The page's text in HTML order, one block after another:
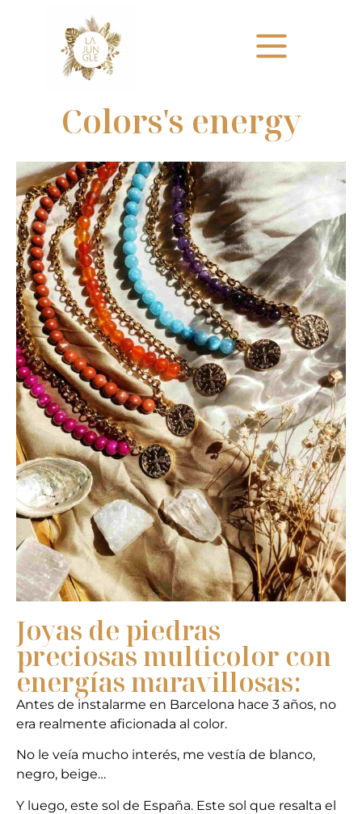
Colors's energy
Joyas de piedras
preciosas multicolor con
energías maravillosas:
Antes de instalarme en Barcelona hace 3 años, no
era realmente aficionada al color.
No le veía mucho interés, me vestía de blanco,
negro, beige…
Y luego, este sol de España. Este sol que resalta el